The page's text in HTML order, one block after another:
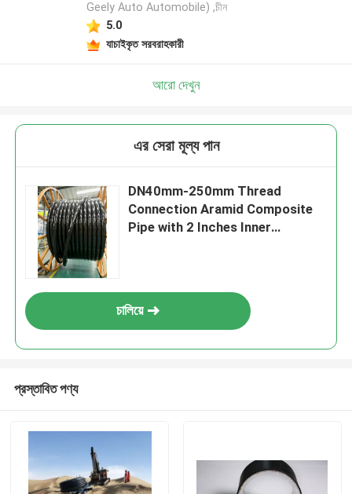
Geely Auto Automobile) ,চীন
5.0
যাচাইকৃত সরবরাহকারী
আরো দেখুন
এর সেরা মূল্য পান
DN40mm-250mm Thread
Connection Aramid Composite
Pipe with 2 Inches Inner
চালিয়ে
প্রস্তাবিত পণ্য